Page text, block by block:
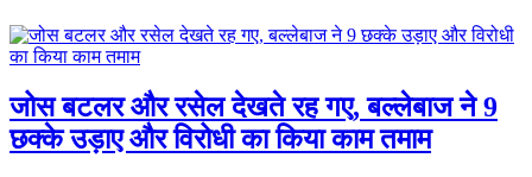
जोस बटलर और रसेल देखते रह गए, बल्लेबाज ने 9
छक्के उड़ाए और विरोधी का किया काम तमाम